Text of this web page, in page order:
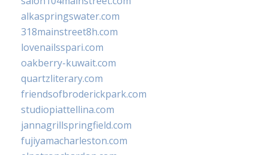
alkaspringswater.com
318mainstreet8h.com
lovenailsspari.com
oakberry-kuwait.com
quartzliterary.com
friendsofbroderickpark.com
studiopiattellina.com
jannagrillspringfield.com
fujiyamacharleston.com